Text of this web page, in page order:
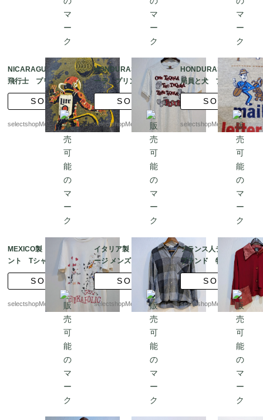
NICARAGUA製 宇宙
飛行士 プリント Tシ
ャツ Mサイズ ブ
ルー コットン ポリ
SOLD
selectshopMerci.
HONDURAS製 テキ
ーラ プリント Tシャ
ツ Mサイズ fruit of t
he loom ホワイト
グレー 霜降り
SOLD
selectshopMerci.
HONDURAS製 郵便
局員と犬 プリント T
シャツ Mサイズ GIL
DAN グレー
SOLD
selectshopMerci.
MEXICO製 両面プリ
ント Tシャツ ホワイ
ト 丈長め 牛 ハー
ト ホワイト Lサイズ
SOLD
selectshopMerci.
イタリア製 ヴィンテ
ージ メンズ フランネ
ル シャツ グレー チェ
SOLD
selectshopMerci.
フランス人デザイナー
ブランド 特大ポケッ
ト付き アシンメトリ
サイズ
SOLD
selectshopMerci.